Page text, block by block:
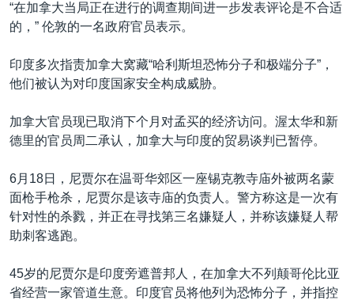
“在加拿大当局正在进行的调查期间进一步发表评论是不合适
的，” 伦敦的一名政府官员表示。
印度多次指责加拿大窝藏“哈利斯坦恐怖分子和极端分子”，
他们被认为对印度国家安全构成威胁。
加拿大官员现已取消下个月对孟买的经济访问。渥太华和新
德里的官员周二承认，加拿大与印度的贸易谈判已暂停。
6月18日，尼贾尔在温哥华郊区一座锡克教寺庙外被两名蒙
面枪手枪杀，尼贾尔是该寺庙的负责人。警方称这是一次有
针对性的杀戮，并正在寻找第三名嫌疑人，并称该嫌疑人帮
助刺客逃跑。
45岁的尼贾尔是印度旁遮普邦人，在加拿大不列颠哥伦比亚
省经营一家管道生意。印度官员将他列为恐怖分子，并指控